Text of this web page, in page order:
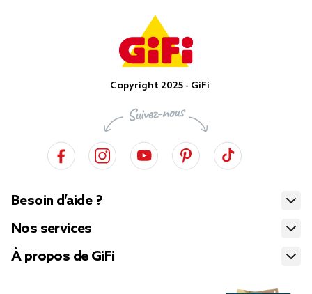
Copyright 2025 - GiFi
Besoin d’aide ?
Nos services
À propos de GiFi